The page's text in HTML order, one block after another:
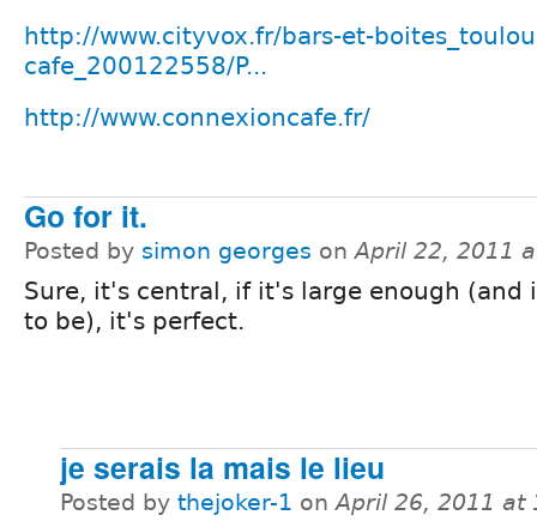
http://www.cityvox.fr/bars-et-
cafe_200122558/P...
http://www.connexioncafe.fr/
Go for it.
Posted by simon georges onApril 22, 2011
Sure, it's central, if it's large enough (and
to be), it's perfect.
je serais la mais le lieu
Posted by thejoker-1 onApril 26, 2011 at